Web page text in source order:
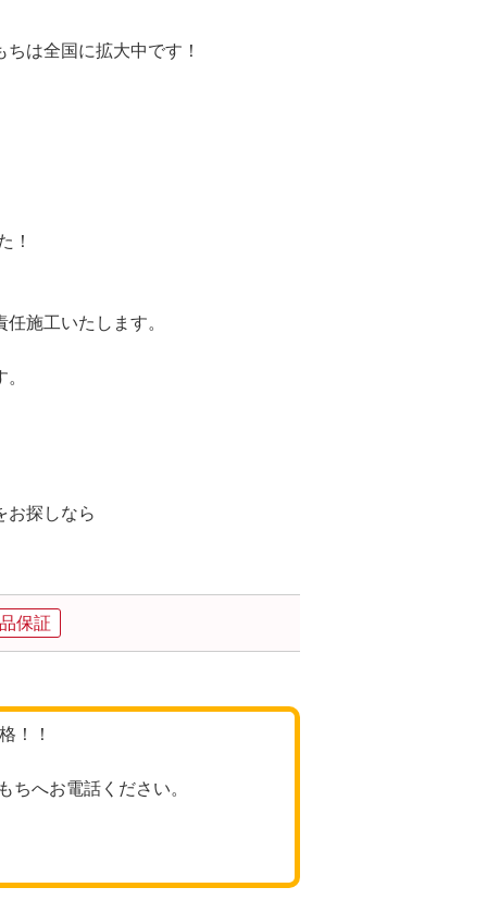
は全国に拡大中です！
！
施工いたします。
お探しなら
保証
！！
ちへお電話ください。